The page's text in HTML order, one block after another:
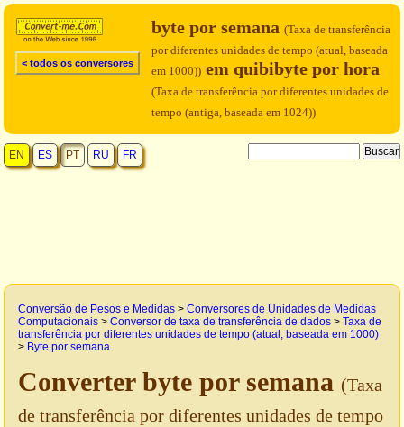
< todos os conversores
byte por semana (Taxa de transferência
por diferentes unidades de tempo (atual, baseada
em 1000)) em quibibyte por hora
(Taxa de transferência por diferentes unidades de
tempo (antiga, baseada em 1024))
EN ES PT RU FR
Conversão de Pesos e Medidas > Conversores de Unidades de Medidas
Computacionais > Conversor de taxa de transferência de dados > Taxa de
transferência por diferentes unidades de tempo (atual, baseada em 1000)
> Byte por semana
Converter byte por semana (Taxa
de transferência por diferentes unidades de tempo